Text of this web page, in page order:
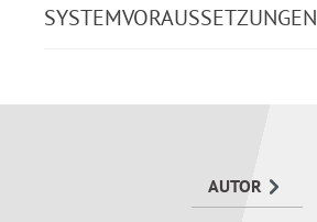
SYSTEMVORAUSSETZUNGEN
AUTOR